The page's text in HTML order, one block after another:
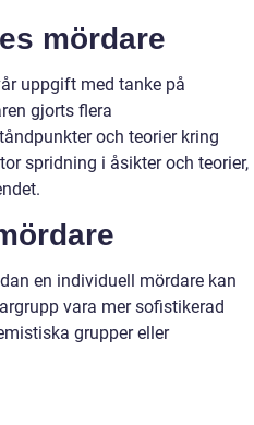
mördare
uppgift med tanke på
gjorts flera
och teorier kring
spridning i åsikter och teorier,
en individuell mördare kan
vara mer sofistikerad
grupper eller